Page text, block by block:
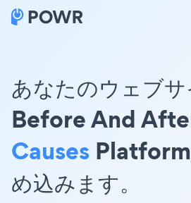
あなたのウェブ
Before And
Causes
め込みます。